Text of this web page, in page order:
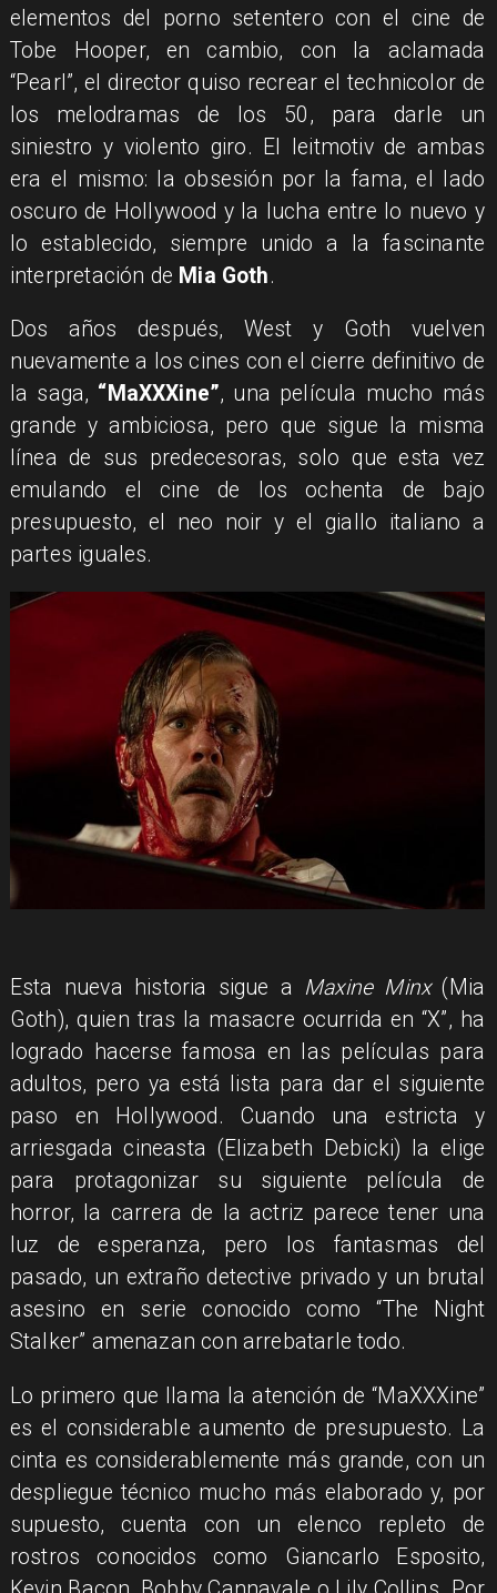
elementos del porno setentero con el cine de
Tobe Hooper, en cambio, con la aclamada
“Pearl”, el director quiso recrear el technicolor de
los melodramas de los 50, para darle un
siniestro y violento giro. El leitmotiv de ambas
era el mismo: la obsesión por la fama, el lado
oscuro de Hollywood y la lucha entre lo nuevo y
lo establecido, siempre unido a la fascinante
interpretación de Mia Goth.
Dos años después, West y Goth vuelven
nuevamente a los cines con el cierre definitivo de
la saga, “MaXXXine”, una película mucho más
grande y ambiciosa, pero que sigue la misma
línea de sus predecesoras, solo que esta vez
emulando el cine de los ochenta de bajo
presupuesto, el neo noir y el giallo italiano a
partes iguales.
​Esta nueva historia sigue a Maxine Minx(Mia
Goth), quien tras la masacre ocurrida en “X”, ha
logrado hacerse famosa en las películas para
adultos, pero ya está lista para dar el siguiente
paso en Hollywood. Cuando una estricta y
arriesgada cineasta (Elizabeth Debicki) la elige
para protagonizar su siguiente película de
horror, la carrera de la actriz parece tener una
luz de esperanza, pero los fantasmas del
pasado, un extraño detective privado y un brutal
asesino en serie conocido como “The Night
Stalker” amenazan con arrebatarle todo.
Lo primero que llama la atención de “MaXXXine”
es el considerable aumento de presupuesto. La
cinta es considerablemente más grande, con un
despliegue técnico mucho más elaborado y, por
supuesto, cuenta con un elenco repleto de
rostros conocidos como Giancarlo Esposito,